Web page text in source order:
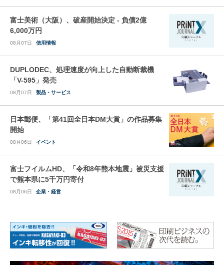
富士美術（大阪）、破産開始決定 - 負債2億
6,000万円
08月07日 信用情報
DUPLODEC、処理速度が向上した自動断裁機
「V-595」発売
08月07日 製品・サービス
日本郵便、「第41回全日本DM大賞」の作品募集
開始
08月06日 イベント
富士フイルムHD、「令和8年熊本地震」被災支援
で熊本県に5千万円寄付
08月06日 企業・経営